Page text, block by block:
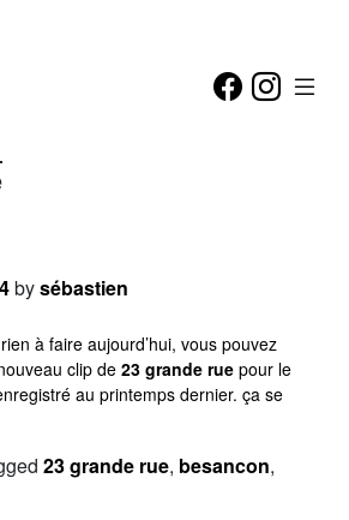
bysébastien
à faire aujourd’hui, vous pouvez
clip de 23 grande rue pour le
au printemps dernier. ça se
23 grande rue, besancon,